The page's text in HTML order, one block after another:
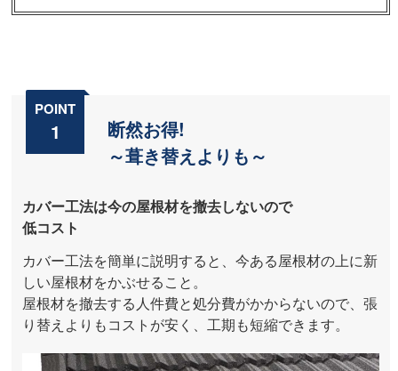
POINT
1
断然お得!
～葺き替えよりも～
カバー工法は今の屋根材を撤去しないので
低コスト
カバー工法を簡単に説明すると、今ある屋根材の上に新
しい屋根材をかぶせること。
屋根材を撤去する人件費と処分費がかからないので、張
り替えよりもコストが安く、工期も短縮できます。